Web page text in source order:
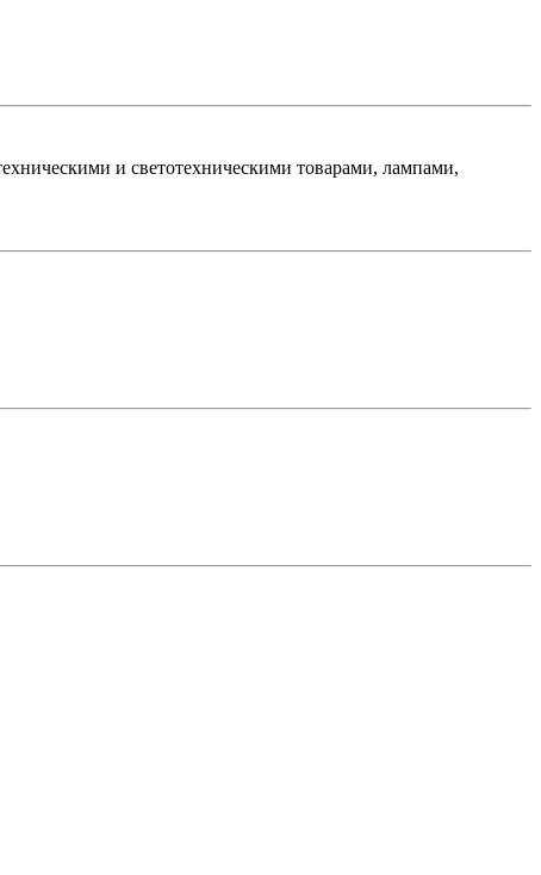
и светотехническими товарами, лампами,